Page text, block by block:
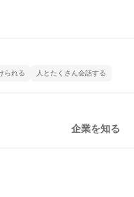
られる 人とたくさん会話する
企業を知る